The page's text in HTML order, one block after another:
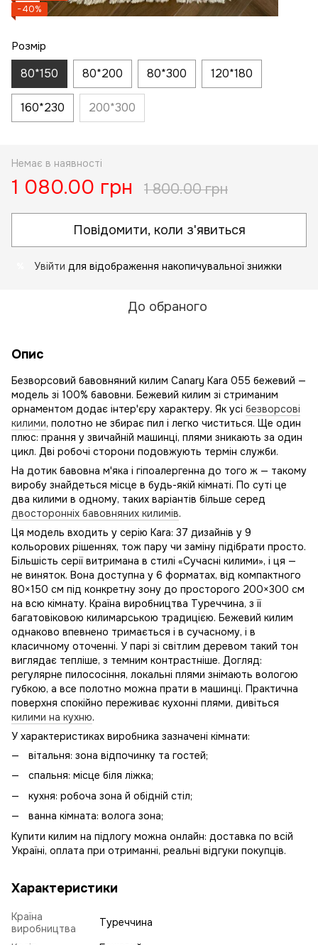
−40%
Розмір
80*150 80*200 80*300 120*180
160*230 200*300
Немає в наявності
1 080.00 грн 1 800.00 грн
Повідомити, коли з'явиться
Увійти для відображення накопичувальної знижки
До обраного
Опис
Безворсовий бавовняний килим Canary Kara 055 бежевий —
модель зі 100% бавовни. Бежевий килим зі стриманим
орнаментом додає інтер'єру характеру. Як усі безворсові
килими, полотно не збирає пил і легко чиститься. Ще один
плюс: прання у звичайній машинці, плями зникають за один
цикл. Дві робочі сторони подовжують термін служби.
На дотик бавовна м'яка і гіпоалергенна до того ж — такому
виробу знайдеться місце в будь-якій кімнаті. По суті це
два килими в одному, таких варіантів більше серед
двосторонніх бавовняних килимів.
Ця модель входить у серію Kara: 37 дизайнів у 9
кольорових рішеннях, тож пару чи заміну підібрати просто.
Більшість серії витримана в стилі «Сучасні килими», і ця —
не виняток. Вона доступна у 6 форматах, від компактного
80×150 см під конкретну зону до просторого 200×300 см
на всю кімнату. Країна виробництва Туреччина, з її
багатовіковою килимарською традицією. Бежевий килим
однаково впевнено тримається і в сучасному, і в
класичному оточенні. У парі зі світлим деревом такий тон
виглядає тепліше, з темним контрастніше. Догляд:
регулярне пилососіння, локальні плями знімають вологою
губкою, а все полотно можна прати в машинці. Практична
поверхня спокійно переживає кухонні плями, дивіться
килими на кухню.
У характеристиках виробника зазначені кімнати:
вітальня: зона відпочинку та гостей;
спальня: місце біля ліжка;
кухня: робоча зона й обідній стіл;
ванна кімната: волога зона;
Купити килим на підлогу можна онлайн: доставка по всій
Україні, оплата при отриманні, реальні відгуки покупців.
Характеристики
Країна
виробництва
Туреччина